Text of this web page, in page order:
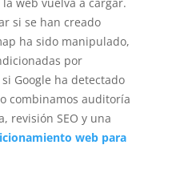
si se han creado
ha sido manipulado,
por
Google ha detectado
combinamos auditoría
revisión SEO y una
web para